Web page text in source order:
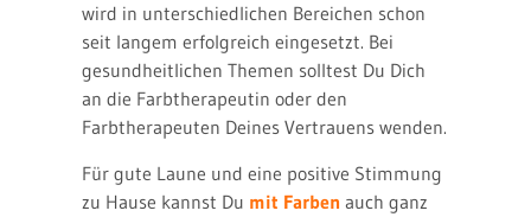
wird in unterschiedlichen Bereichen schon
seit langem erfolgreich eingesetzt. Bei
gesundheitlichen Themen solltest Du Dich
an die Farbtherapeutin oder den
Farbtherapeuten Deines Vertrauens wenden.
Für gute Laune und eine positive Stimmung
zu Hause kannst Du mit Farben auch ganz